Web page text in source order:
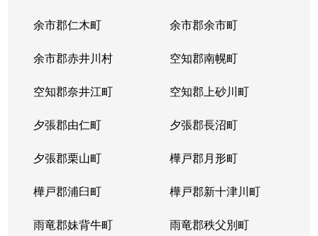
余市郡仁木町 余市郡余市町
余市郡赤井川村 空知郡南幌町
空知郡奈井江町 空知郡上砂川町
夕張郡由仁町 夕張郡長沼町
夕張郡栗山町 樺戸郡月形町
樺戸郡浦臼町 樺戸郡新十津川町
雨竜郡妹背牛町 雨竜郡秩父別町